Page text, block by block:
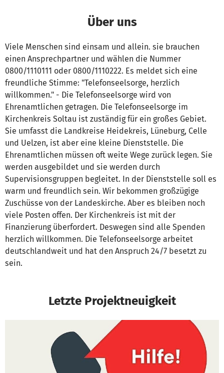
Über uns
Viele Menschen sind einsam und allein. sie brauchen
einen Ansprechpartner und wählen die Nummer
0800/1110111 oder 0800/1110222. Es meldet sich eine
freundliche Stimme: "Telefonseelsorge, herzlich
willkommen." - Die Telefonseelsorge wird von
Ehrenamtlichen getragen. Die Telefonseelsorge im
Kirchenkreis Soltau ist zuständig für ein großes Gebiet.
Sie umfasst die Landkreise Heidekreis, Lüneburg, Celle
und Uelzen, ist aber eine kleine Dienststelle. Die
Ehrenamtlichen müssen oft weite Wege zurück legen. Sie
werden ausgebildet und sie werden durch
Supervisionsgruppen begleitet. In der Dienststelle soll es
warm und freundlich sein. Wir bekommen großzügige
Zuschüsse von der Landeskirche. Aber es bleiben noch
viele Posten offen. Der Kirchenkreis ist mit der
Finanzierung überfordert. Deswegen sind alle Spenden
herzlich willkommen. Die Telefonseelsorge arbeitet
deutschlandweit und hat den Anspruch 24/7 besetzt zu
sein.
Letzte Projektneuigkeit